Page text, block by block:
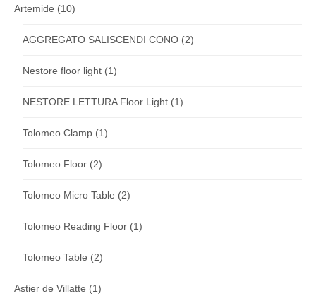
Artemide (10)
AGGREGATO SALISCENDI CONO (2)
Nestore floor light (1)
NESTORE LETTURA Floor Light (1)
Tolomeo Clamp (1)
Tolomeo Floor (2)
Tolomeo Micro Table (2)
Tolomeo Reading Floor (1)
Tolomeo Table (2)
Astier de Villatte (1)